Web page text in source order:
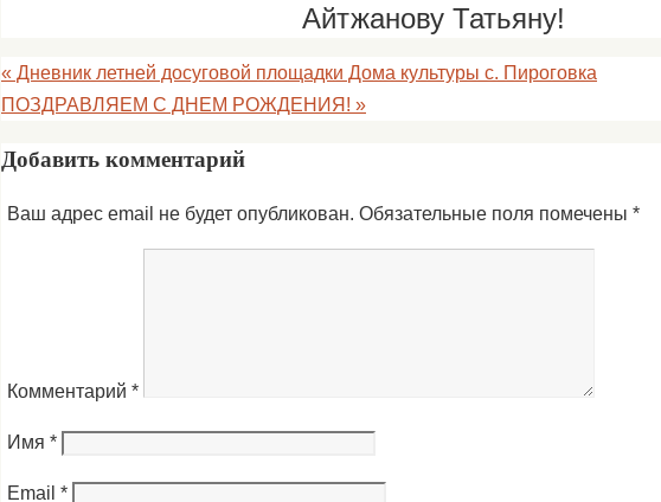
Айтжанову Татьяну!
« Дневник летней досуговой площадки Дома культуры с. Пироговка
ПОЗДРАВЛЯЕМ С ДНЕМ РОЖДЕНИЯ! »
Добавить комментарий
Ваш адрес email не будет опубликован. Обязательные поля помечены *
Комментарий *
Имя *
Email *